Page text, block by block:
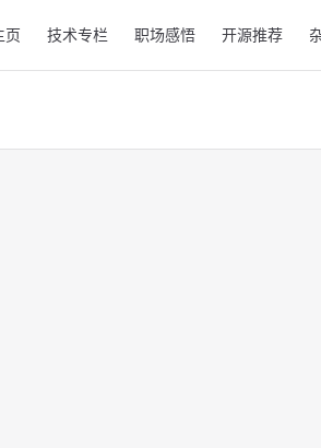
页 技术专栏 职场感悟 开源推荐